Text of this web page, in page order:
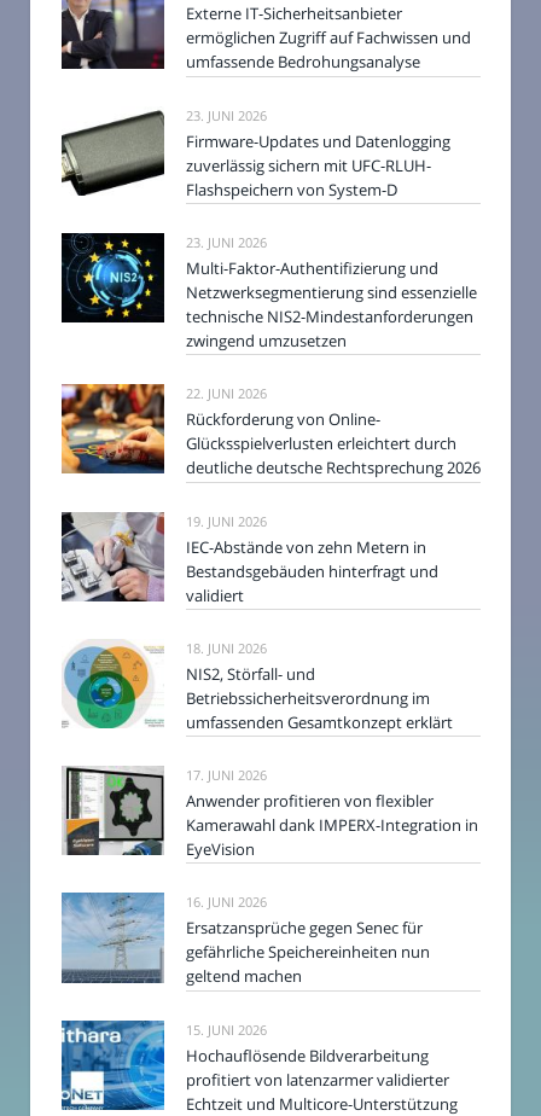
Externe IT-Sicherheitsanbieter
ermöglichen Zugriff auf Fachwissen und
umfassende Bedrohungsanalyse
23. JUNI 2026
Firmware-Updates und Datenlogging
zuverlässig sichern mit UFC-RLUH-
Flashspeichern von System-D
23. JUNI 2026
Multi-Faktor-Authentifizierung und
Netzwerksegmentierung sind essenzielle
technische NIS2-Mindestanforderungen
zwingend umzusetzen
22. JUNI 2026
Rückforderung von Online-
Glücksspielverlusten erleichtert durch
deutliche deutsche Rechtsprechung 2026
19. JUNI 2026
IEC-Abstände von zehn Metern in
Bestandsgebäuden hinterfragt und
validiert
18. JUNI 2026
NIS2, Störfall- und
Betriebssicherheitsverordnung im
umfassenden Gesamtkonzept erklärt
17. JUNI 2026
Anwender profitieren von flexibler
Kamerawahl dank IMPERX-Integration in
EyeVision
16. JUNI 2026
Ersatzansprüche gegen Senec für
gefährliche Speichereinheiten nun
geltend machen
15. JUNI 2026
Hochauflösende Bildverarbeitung
profitiert von latenzarmer validierter
Echtzeit und Multicore-Unterstützung